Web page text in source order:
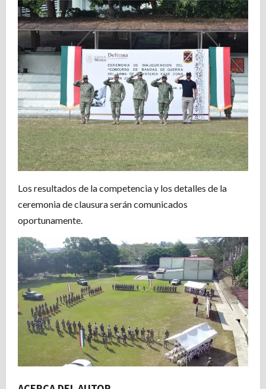
Los resultados de la competencia y los detalles de la
ceremonia de clausura serán comunicados
oportunamente.